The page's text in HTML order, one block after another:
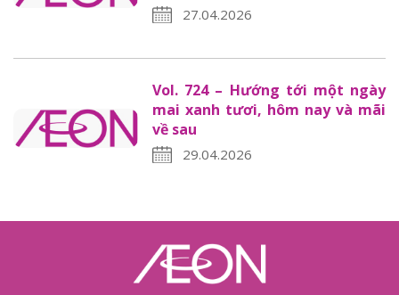
27.04.2026
Vol. 724 – Hướng tới một ngày
mai xanh tươi, hôm nay và mãi
về sau
29.04.2026